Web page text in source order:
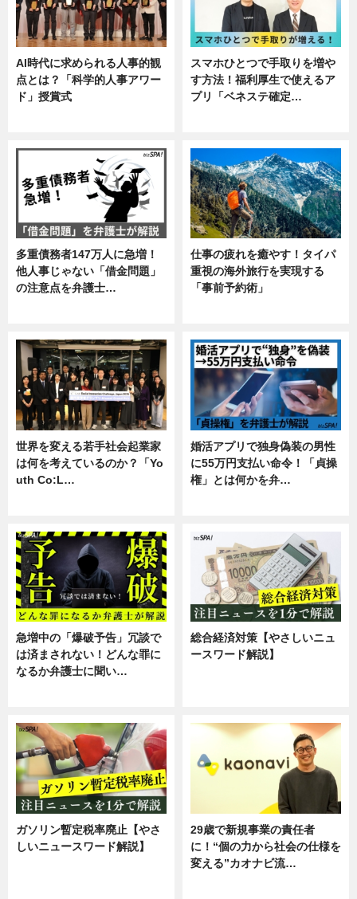
AI時代に求められる人事的観
点とは？「科学的人事アワー
ド」授賞式
スマホひとつで手取りを増や
す方法！福利厚生で使えるア
プリ「ベネステ確定…
多重債務者147万人に急増！
他人事じゃない「借金問題」
の注意点を弁護士…
仕事の疲れを癒やす！タイパ
重視の海外旅行を実現する
「事前予約術」
世界を変える若手社会起業家
は何を考えているのか？「Yo
uth Co:L…
婚活アプリで独身偽装の男性
に55万円支払い命令！「貞操
権」とは何かを弁…
急増中の「爆破予告」冗談で
は済まされない！どんな罪に
なるか弁護士に聞い…
総合経済対策【やさしいニュ
ースワード解説】
ガソリン暫定税率廃止【やさ
しいニュースワード解説】
29歳で新規事業の責任者
に！“個の力から社会の仕様を
変える”カオナビ流…